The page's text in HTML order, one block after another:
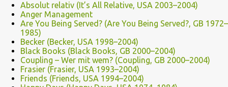
Absolut relativ (It’s All Relative, USA 2003–2004)
Anger Management
Are You Being Served? (Are You Being Served?, GB 1972–
1985)
Becker (Becker, USA 1998–2004)
Black Books (Black Books, GB 2000–2004)
Coupling – Wer mit wem? (Coupling, GB 2000–2004)
Frasier (Frasier, USA 1993–2004)
Friends (Friends, USA 1994–2004)